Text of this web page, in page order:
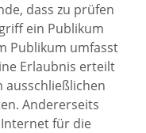
dass zu prüfen
ein Publikum
Publikum umfasst
Erlaubnis erteilt
ausschließlichen
Andererseits
für die